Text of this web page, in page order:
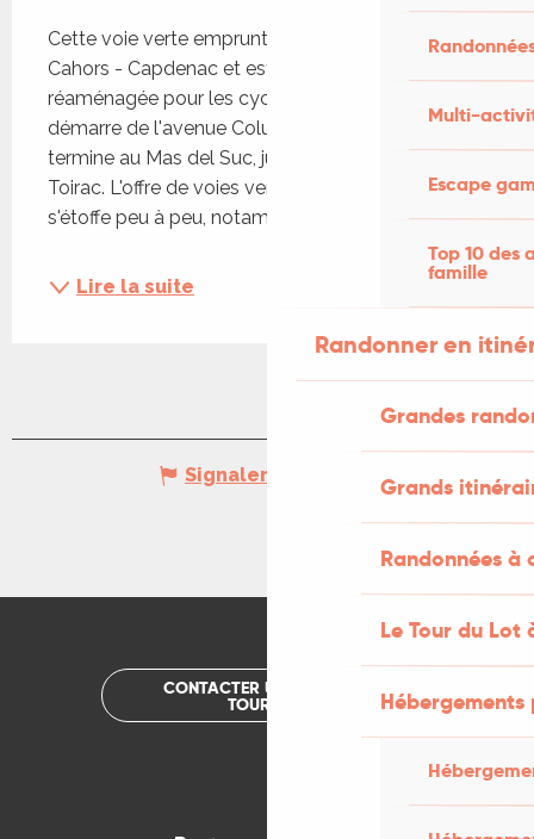
Multi-
Escape
Top 10 des
famille
Randonner en
Grandes
Grands
Randonnées
Le Tour du Lot
Cette voie verte emprunte l'ancienne voie ferrée
Cahors - Capdenac et est entièrement
réaménagée pour les cyclistes et piétons. Elle
démarre de l'avenue Coluche à Cajarc et se
termine au Mas del Suc, juste avant Larroque-
Toirac. L'offre de voies vertes le long du Lot
s'étoffe peu à peu, notamment...
Lire la suite
Signaler une erreur
CONTACTER UN OFFICE DE
TOURISME